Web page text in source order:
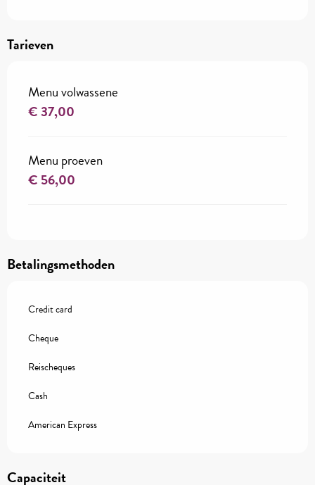
Tarieven
Menu volwassene
€ 37,00
Menu proeven
€ 56,00
Betalingsmethoden
Credit card
Cheque
Reischeques
Cash
American Express
Capaciteit